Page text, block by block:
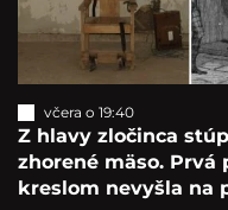
včera o 19:40
Z hlavy zločinca
zhorené mäso.
kreslom nevyšla na